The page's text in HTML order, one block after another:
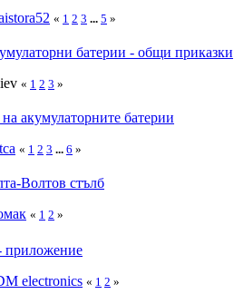
« 1 2 3 ... 5 »
батерии - общи приказки
« 1 2 3 »
акумулаторните батерии
« 1 2 3 ... 6 »
Волтов стълб
« 1 2 »
electronics « 1 2 »